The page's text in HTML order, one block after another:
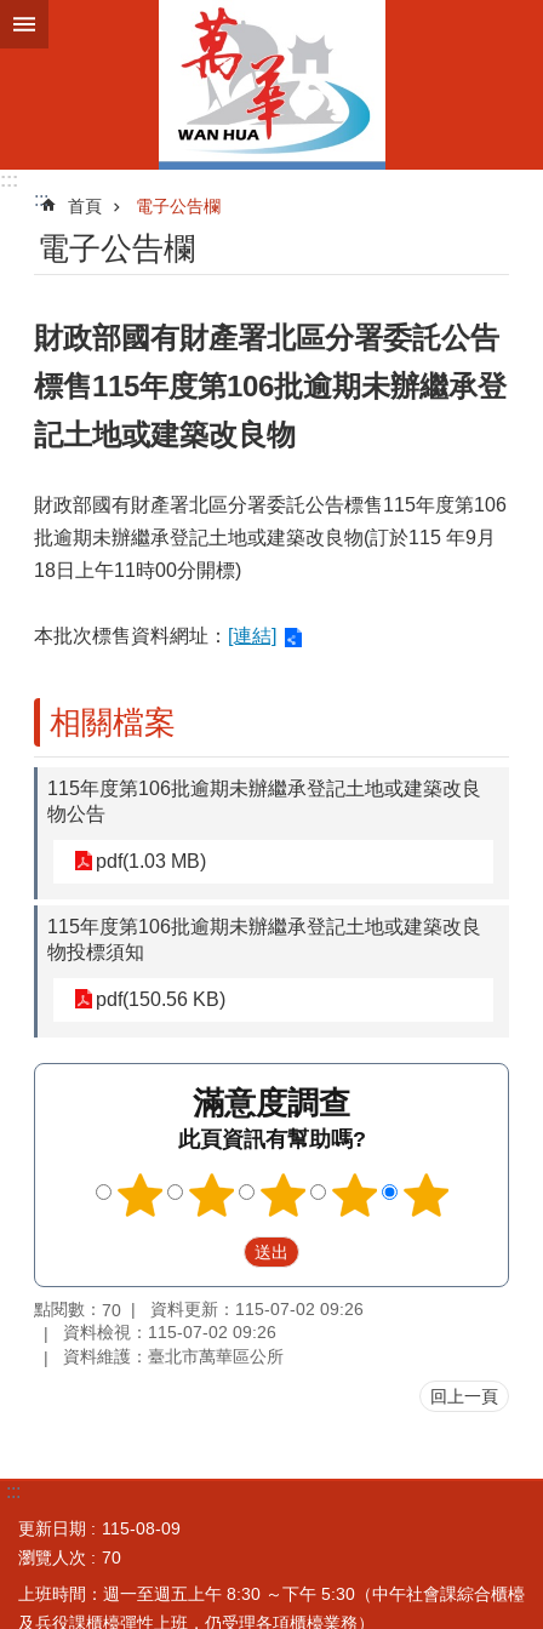
跳到主要內容區塊
:::
:::
首頁 電子公告欄
電子公告欄
財政部國有財產署北區分署委託公告
標售115年度第106批逾期未辦繼承登
記土地或建築改良物
財政部國有財產署北區分署委託公告標售115年度第106
批逾期未辦繼承登記土地或建築改良物(訂於115 年9月
18日上午11時00分開標)
本批次標售資料網址： [連結]
相關檔案
115年度第106批逾期未辦繼承登記土地或建築改良
物公告
pdf(1.03 MB)
115年度第106批逾期未辦繼承登記土地或建築改良
物投標須知
pdf(150.56 KB)
滿意度調查
此頁資訊有幫助嗎?
點閱數： 70
資料更新：115-07-02 09:26
資料檢視：115-07-02 09:26
資料維護：臺北市萬華區公所
回上一頁
:::
更新日期
115-08-09
瀏覽人次
70
上班時間：週一至週五上午 8:30 ～下午 5:30（中午社會課綜合櫃檯
及兵役課櫃檯彈性上班，仍受理各項櫃檯業務）